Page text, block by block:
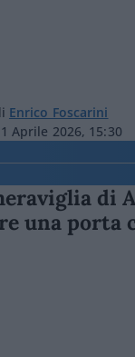
Enrico Foscarini
Aprile 2026, 15:30
di
una porta